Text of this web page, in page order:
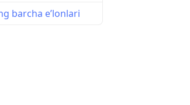
barcha eʼlonlari